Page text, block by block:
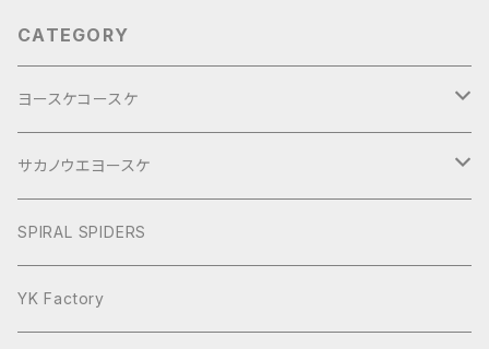
CATEGORY
ヨースケコースケ
ぶらり旅2017Short
サカノウエヨースケ
ヨースケNIGHT
SPIRAL SPIDERS
YK Factory